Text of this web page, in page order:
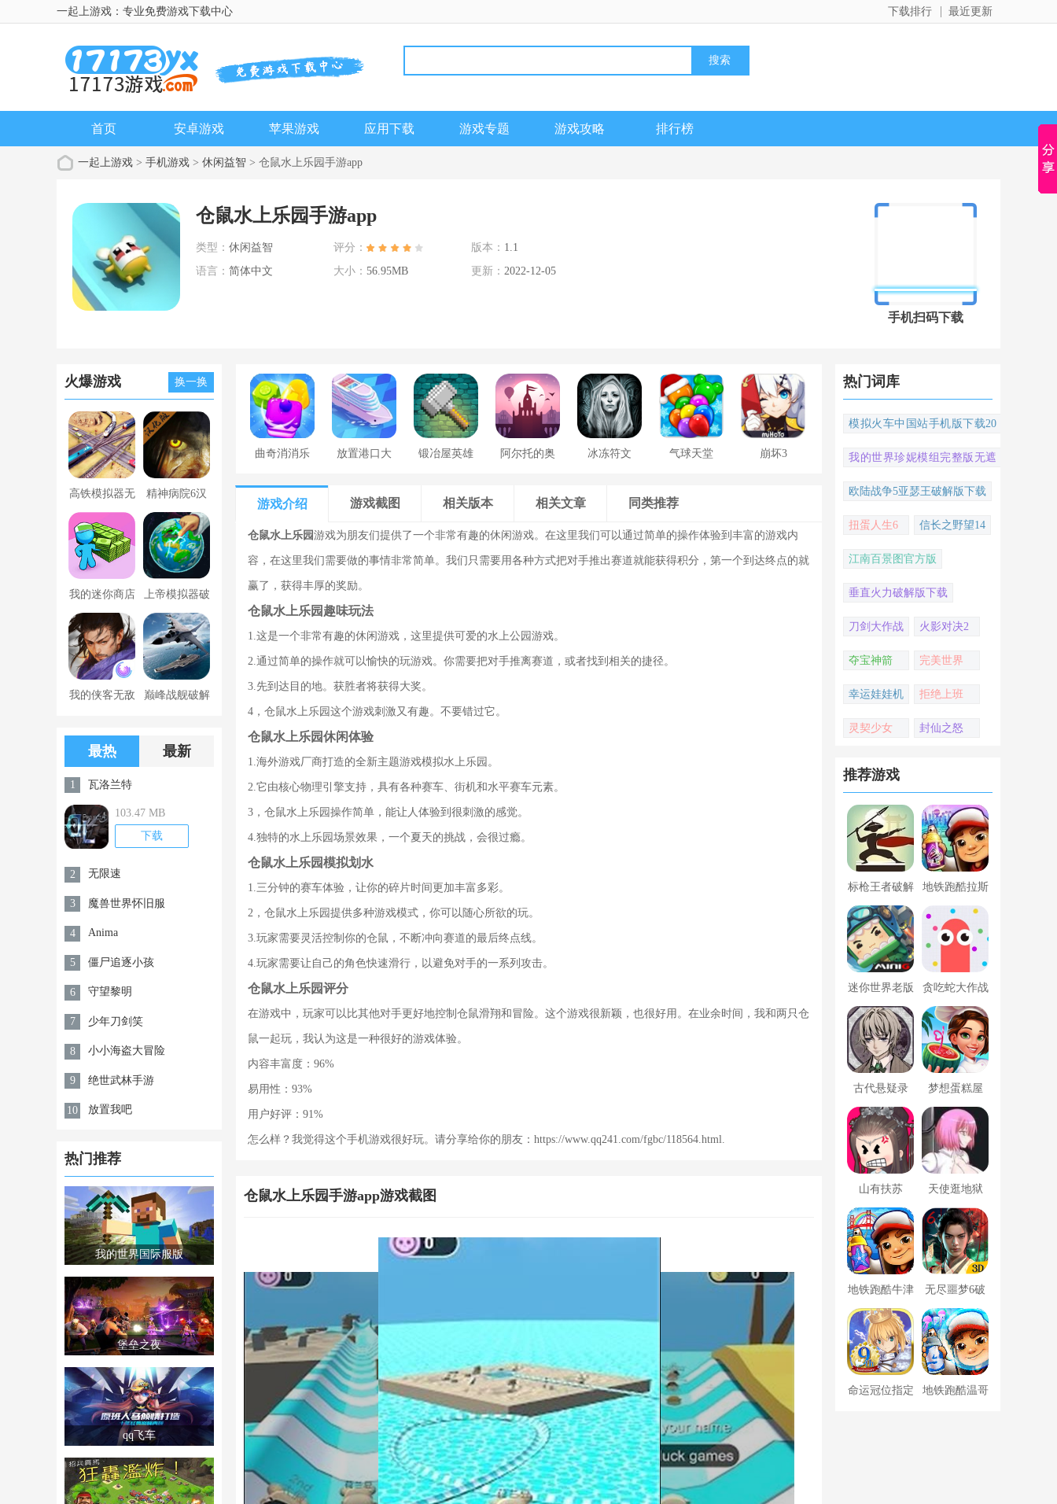
一起上游戏：专业免费游戏下载中心 最近更新
下载排行
首页 安卓游戏 苹果游戏 应用下载 游戏专题 游戏攻略 排行榜
一起上游戏 > 手机游戏 > 休闲益智 > 仓鼠水上乐园手游app
仓鼠水上乐园手游app
类型： 休闲益智 评分： 版本： 1.1
语言： 简体中文 大小： 56.95MB 更新： 2022-12-05
手机扫码下载
火爆游戏 换一换
高铁模拟器无
限金币版
精神病院6汉
化版下载
我的迷你商店
破解版无限金
币版下载中文
上帝模拟器破
解版全解锁无
广告
我的侠客无敌 巅峰战舰破解
限钻石
最热 最新
1 瓦洛兰特
103.47 MB
下载
2 无限速
3 魔兽世界怀旧服
4 Anima
5 僵尸追逐小孩
6 守望黎明
7 少年刀剑笑
8 小小海盗大冒险
9 绝世武林手游
10 放置我吧
热门推荐
我的世界国际服版
堡垒之夜
qq飞车
曲奇消消乐 放置港口大 锻冶屋英雄 阿尔托的奥 冰冻符文 气球天堂 崩坏3
游戏介绍 游戏截图 相关版本 相关文章 同类推荐
仓鼠水上乐园游戏为朋友们提供了一个非常有趣的休闲游戏。在这里我们可以通过简单的操作体验到丰富的游戏内
容，在这里我们需要做的事情非常简单。我们只需要用各种方式把对手推出赛道就能获得积分，第一个到达终点的就
赢了，获得丰厚的奖励。
仓鼠水上乐园趣味玩法
1.这是一个非常有趣的休闲游戏，这里提供可爱的水上公园游戏。
2.通过简单的操作就可以愉快的玩游戏。你需要把对手推离赛道，或者找到相关的捷径。
3.先到达目的地。获胜者将获得大奖。
4，仓鼠水上乐园这个游戏刺激又有趣。不要错过它。
仓鼠水上乐园休闲体验
1.海外游戏厂商打造的全新主题游戏模拟水上乐园。
2.它由核心物理引擎支持，具有各种赛车、街机和水平赛车元素。
3，仓鼠水上乐园操作简单，能让人体验到很刺激的感觉。
4.独特的水上乐园场景效果，一个夏天的挑战，会很过瘾。
仓鼠水上乐园模拟划水
1.三分钟的赛车体验，让你的碎片时间更加丰富多彩。
2，仓鼠水上乐园提供多种游戏模式，你可以随心所欲的玩。
3.玩家需要灵活控制你的仓鼠，不断冲向赛道的最后终点线。
4.玩家需要让自己的角色快速滑行，以避免对手的一系列攻击。
仓鼠水上乐园评分
在游戏中，玩家可以比其他对手更好地控制仓鼠滑翔和冒险。这个游戏很新颖，也很好用。在业余时间，我和两只仓
鼠一起玩，我认为这是一种很好的游戏体验。
内容丰富度：96%
易用性：93%
用户好评：91%
怎么样？我觉得这个手机游戏很好玩。请分享给你的朋友：https://www.qq241.com/fgbc/118564.html.
仓鼠水上乐园手游app游戏截图
热门词库
模拟火车中国站手机版下载20
我的世界珍妮模组完整版无遮
欧陆战争5亚瑟王破解版下载
扭蛋人生6 信长之野望14
江南百景图官方版
垂直火力破解版下载
刀剑大作战 火影对决2
夺宝神箭 完美世界
幸运娃娃机 拒绝上班
灵契少女 封仙之怒
推荐游戏
标枪王者破解
版无限金币钻
石内置菜单
地铁跑酷拉斯
维加斯新触控
内置菜单版
迷你世界老版
本下载
贪吃蛇大作战
破解版
古代悬疑录 梦想蛋糕屋
山有扶苏 天使逛地狱
地铁跑酷牛津
版内置菜单
无尽噩梦6破
解版内置菜单
MOD修改器
命运冠位指定 地铁跑酷温哥